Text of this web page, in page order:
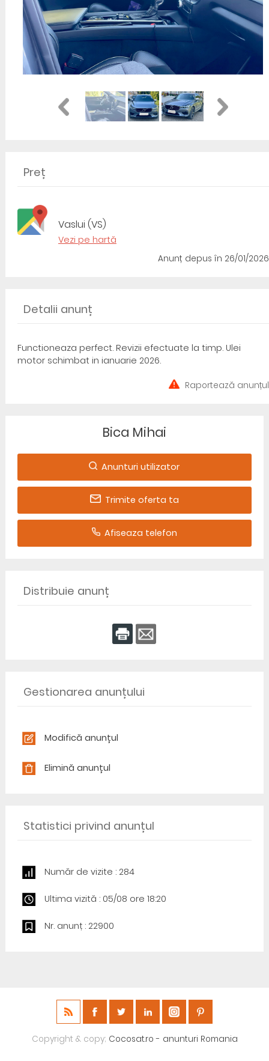
Preț
Vaslui (VS)
Vezi pe hartă
Anunț depus în 26/01/2026
Detalii anunț
Functioneaza perfect. Revizii efectuate la timp. Ulei
motor schimbat in ianuarie 2026.
Raportează anunțul
Bica Mihai
Anunturi utilizator
Trimite oferta ta
Afiseaza telefon
Distribuie anunț
Gestionarea anunțului
Modifică anunțul
Elimină anunțul
Statistici privind anunțul
Număr de vizite : 284
Ultima vizită : 05/08 ore 18:20
Nr. anunț : 22900
Copyright & copy; Cocosat.ro - anunturi Romania